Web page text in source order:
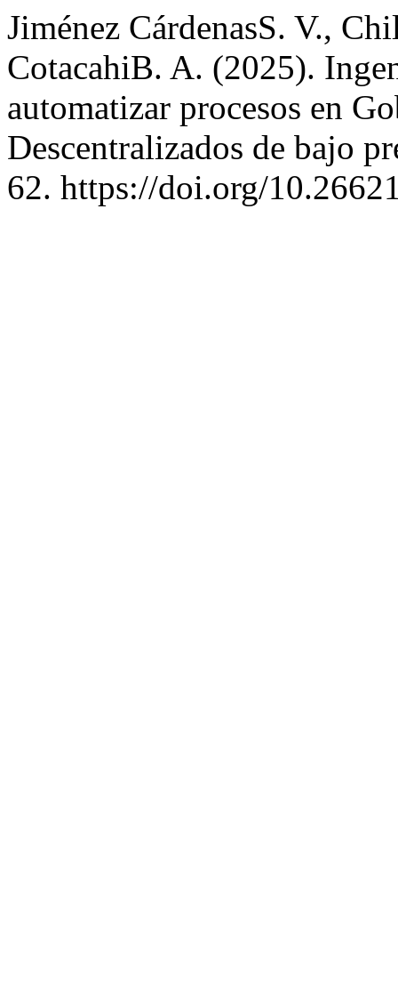
Jiménez CárdenasS. V.,
CotacahiB. A. (2025).
automatizar procesos en
Descentralizados de bajo
62. https://doi.org/